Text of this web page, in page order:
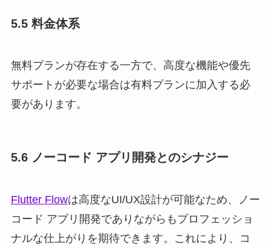
5.5 料金体系
無料プランが存在する一方で、高度な機能や優先
サポートが必要な場合は有料プランに加入する必
要があります。
5.6 ノーコード アプリ開発とのシナジー
Flutter Flowは高度なUI/UX設計が可能なため、ノー
コード アプリ開発でありながらもプロフェッショ
ナルな仕上がりを期待できます。これにより、コ